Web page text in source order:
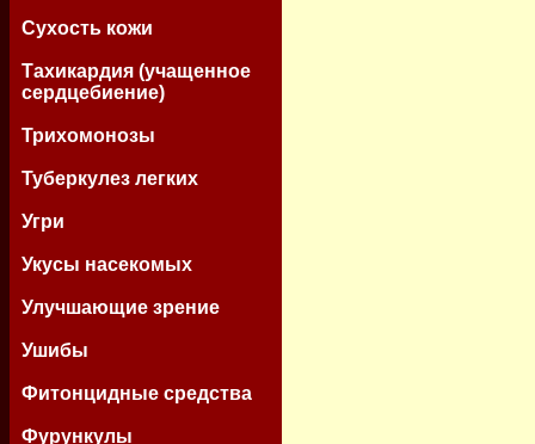
Сухость кожи
Тахикардия (учащенное
сердцебиение)
Трихомонозы
Туберкулез легких
Угри
Укусы насекомых
Улучшающие зрение
Ушибы
Фитонцидные средства
Фурункулы